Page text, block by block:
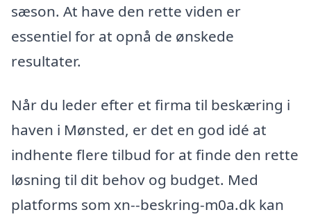
sæson. At have den rette viden er
essentiel for at opnå de ønskede
resultater.
Når du leder efter et firma til beskæring i
haven i Mønsted, er det en god idé at
indhente flere tilbud for at finde den rette
løsning til dit behov og budget. Med
platforms som xn--beskring-m0a.dk kan